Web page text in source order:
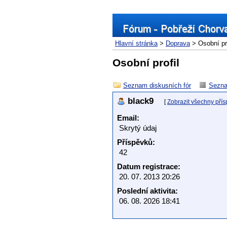
Hlavní stránka> Doprava> Osobní
Osobní profil
Seznam diskusních fór
black9 [Zobrazit všechny
Email:
Skrytý údaj
Příspěvků:
42
Datum registrace:
20. 07. 2013 20:26
Poslední aktivita:
06. 08. 2026 18:41